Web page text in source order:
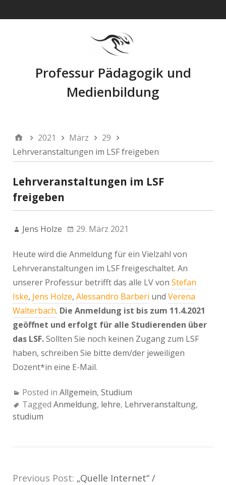
Professur Pädagogik und
Medienbildung
2021 März
29
Lehrveranstaltungen im LSF freigeben
Lehrveranstaltungen im LSF
freigeben
Jens Holze 29. März 2021
Heute wird die Anmeldung für ein Vielzahl von
Lehrveranstaltungen im LSF freigeschaltet. An
unserer Professur betrifft das alle LV von Stefan
Iske, Jens Holze, Alessandro Barberi und Verena
Walterbach. Die Anmeldung ist bis zum 11.4.2021
geöffnet und erfolgt für alle Studierenden über
das LSF.Sollten Sie noch keinen Zugang zum LSF
haben, schreiben Sie bitte dem/der jeweiligen
Dozent*in eine E-Mail.
Posted in Allgemein, Studium
Tagged Anmeldung, lehre, Lehrveranstaltung,
studium
Previous Post: „Quelle Internet“ /